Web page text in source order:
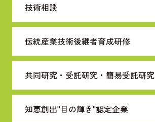
技術相談
伝統産業技術後継者育成研修
共同研究・受託研究・ 簡易受託研究
知恵創出"目の輝き"認定企業